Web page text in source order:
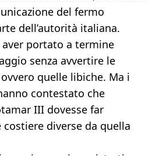
del fermo
dell’autorità italiana.
aver portato a termine
senza avvertire le
quelle libiche. Ma i
contestato che
III dovesse far
diverse da quella